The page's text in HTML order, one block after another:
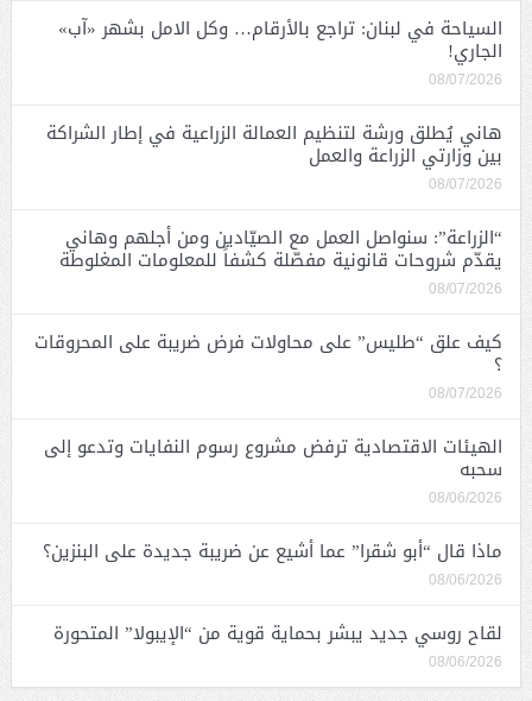
السياحة في لبنان: تراجع بالأرقام… وكل الامل بشهر «آب»
الجاري!
08/07/2026
هاني يُطلق ورشة لتنظيم العمالة الزراعية في إطار الشراكة
بين وزارتي الزراعة والعمل
08/07/2026
“الزراعة”: سنواصل العمل مع الصيّادين ومن أجلهم وهاني
يقدّم شروحات قانونية مفصّلة كشفاً للمعلومات المغلوطة
08/07/2026
كيف علق “طليس” على محاولات فرض ضريبة على المحروقات
؟
08/07/2026
الهيئات الاقتصادية ترفض مشروع رسوم النفايات وتدعو إلى
سحبه
08/06/2026
ماذا قال “أبو شقرا” عما أشيع عن ضريبة جديدة على البنزين؟
08/06/2026
لقاح روسي جديد يبشر بحماية قوية من “الإيبولا” المتحورة
08/06/2026